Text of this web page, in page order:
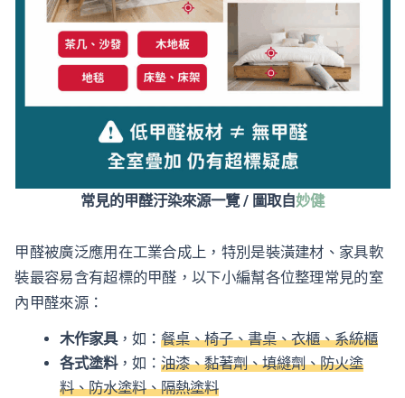
常見的甲醛汙染來源一覽 / 圖取自妙健
甲醛被廣泛應用在工業合成上，特別是裝潢建材、家具軟
裝最容易含有超標的甲醛，以下小編幫各位整理常見的室
內甲醛來源：
木作家具，如： 餐桌、椅子、書桌、衣櫃、系統櫃
各式塗料，如： 油漆、黏著劑、填縫劑、防火塗
料、防水塗料、隔熱塗料